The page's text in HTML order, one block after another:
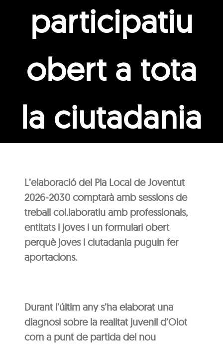
participatiu
obert a tota
la ciutadania
L’elaboració del Pla Local de Joventut
2026-2030 comptarà amb sessions de
treball col.laboratiu amb professionals,
entitats i joves i un formulari obert
perquè joves i ciutadania puguin fer
aportacions.
Durant l’últim any s’ha elaborat una
diagnosi sobre la realitat juvenil d’Olot
com a punt de partida del nou